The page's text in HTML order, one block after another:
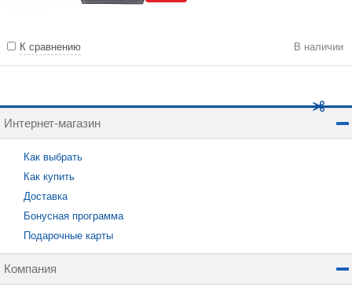
К сравнению В наличии
Интернет-магазин
Как выбрать
Как купить
Доставка
Бонусная программа
Подарочные карты
Компания